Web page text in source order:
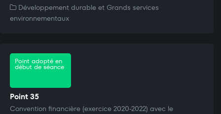
Développement durable et Grands services
environnementaux
Point adopté en
début de séance
Point 35
Convention financière (exercice 2020-2022) avec le